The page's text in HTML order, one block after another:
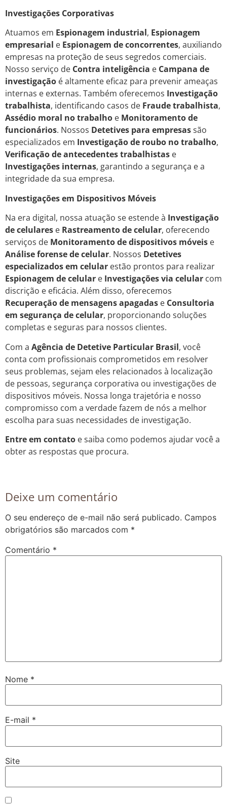
Investigações Corporativas
Atuamos em Espionagem industrial, Espionagem
empresarial e Espionagem de concorrentes, auxiliando
empresas na proteção de seus segredos comerciais.
Nosso serviço de Contra inteligência e Campana de
investigação é altamente eficaz para prevenir ameaças
internas e externas. Também oferecemos Investigação
trabalhista, identificando casos de Fraude trabalhista,
Assédio moral no trabalho e Monitoramento de
funcionários. Nossos Detetives para empresassão
especializados em Investigação de roubo no trabalho,
Verificação de antecedentes trabalhistas e
Investigações internas, garantindo a segurança e a
integridade da sua empresa.
Investigações em Dispositivos Móveis
Na era digital, nossa atuação se estende à Investigação
de celulares e Rastreamento de celular, oferecendo
serviços de Monitoramento de dispositivos móveis e
Análise forense de celular. Nossos Detetives
especializados em celular estão prontos para realizar
Espionagem de celular e Investigações via celular com
discrição e eficácia. Além disso, oferecemos
Recuperação de mensagens apagadas e Consultoria
em segurança de celular, proporcionando soluções
completas e seguras para nossos clientes.
Com a Agência de Detetive Particular Brasil, você
conta com profissionais comprometidos em resolver
seus problemas, sejam eles relacionados à localização
de pessoas, segurança corporativa ou investigações de
dispositivos móveis. Nossa longa trajetória e nosso
compromisso com a verdade fazem de nós a melhor
escolha para suas necessidades de investigação.
Entre em contato e saiba como podemos ajudar você a
obter as respostas que procura.
Deixe um comentário
O seu endereço de e-mail não será publicado. Campos
obrigatórios são marcados com *
Comentário *
Nome *
E-mail *
Site